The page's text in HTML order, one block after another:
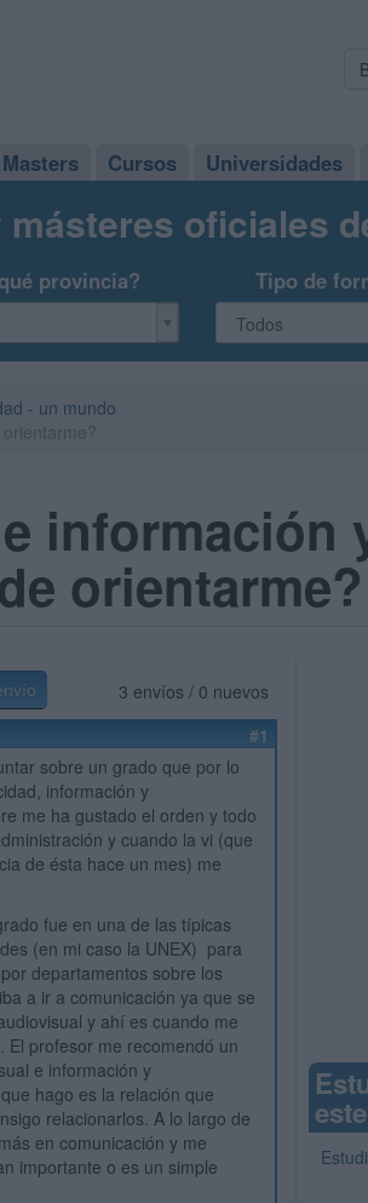
Masters Cursos Universidades
oficiales
provincia? Tipo de
- un mundo
información
orientarme?
3 envíos / 0 nuevos
#1
sobre un grado que por lo
información y
me ha gustado el orden y todo
y cuando la vi (que
de ésta hace un mes) me
fue en una de las típicas
(en mi caso la UNEX) para
departamentos sobre los
a ir a comunicación ya que se
y ahí es cuando me
profesor me recomendó un
e información y
hago es la relación que
relacionarlos. A lo largo de
en comunicación y me
importante o es un simple